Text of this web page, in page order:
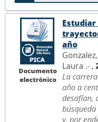
Documento
electrónico
año
Laura .- ,
La
año a
desafían,
y, por